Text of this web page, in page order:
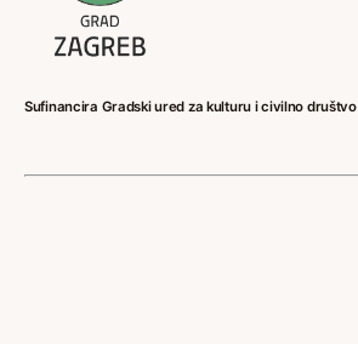
Sufinancira Gradski ured za kulturu i civilno društvo